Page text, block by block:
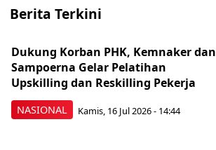
Berita Terkini
NASIONAL
Dukung Korban PHK, Kemnaker dan
Sampoerna Gelar Pelatihan
Upskilling dan Reskilling Pekerja
Kamis, 16 Jul 2026 - 14:44